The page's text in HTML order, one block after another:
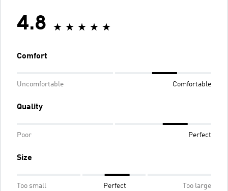
4.8
Comfort
Uncomfortable Comfortable
Quality
Poor Perfect
Size
Too small Perfect Too large